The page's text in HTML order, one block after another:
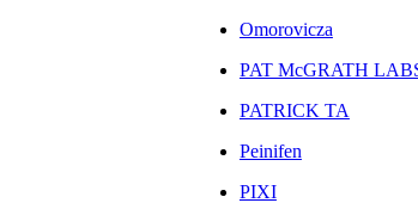
Omorovicza
PAT McGRATH
PATRICK TA
Peinifen
PIXI